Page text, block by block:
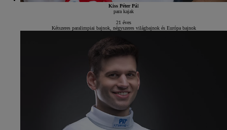
Kiss Péter Pál
para kajak
21 éves
Kétszeres paralimpiai bajnok, négyszeres világbajnok és Európa bajnok